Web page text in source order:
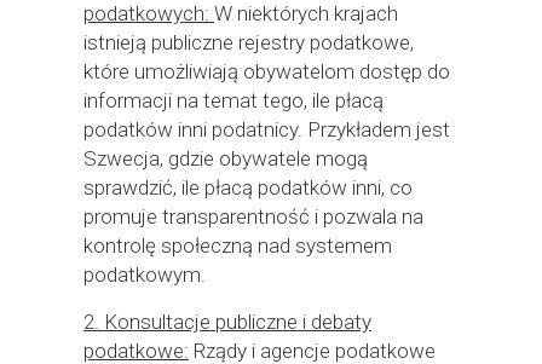
podatkowych: W niektórych krajach
istnieją publiczne rejestry podatkowe,
które umożliwiają obywatelom dostęp do
informacji na temat tego, ile płacą
podatków inni podatnicy. Przykładem jest
Szwecja, gdzie obywatele mogą
sprawdzić, ile płacą podatków inni, co
promuje transparentność i pozwala na
kontrolę społeczną nad systemem
podatkowym.
2. Konsultacje publiczne i debaty
podatkowe: Rządy i agencje podatkowe